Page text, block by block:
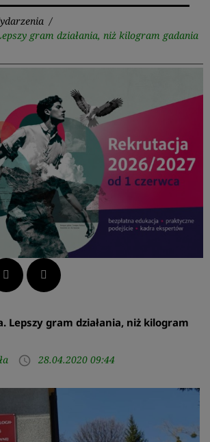
/
gram działania, niż kilogram gadania
LinkedIn Pinterest
Lepszy gram działania, niż kilogram
access_time 28.04.2020 09:44